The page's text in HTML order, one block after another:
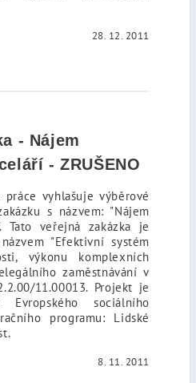
28. 12. 2011
- Nájem
- ZRUŠENO
vyhlašuje výběrové
s názvem: "Nájem
Tato veřejná zakázka je
"Efektivní systém
výkonu komplexních
zaměstnávání v
11.00013. Projekt je
Evropského sociálního
programu: Lidské
8. 11. 2011